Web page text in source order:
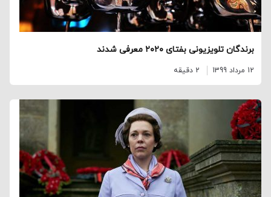
برندگان تلویزیونی بفتای ۲۰۲۰ معرفی شدند
12 مرداد 1399 2 دقیقه